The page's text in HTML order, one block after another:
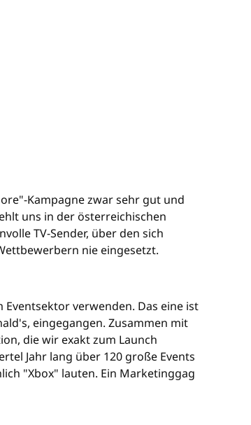
Kampagne zwar sehr gut und
uns in der österreichischen
TV-Sender, über den sich
nie eingesetzt.
verwenden. Das eine ist
eingegangen. Zusammen mit
die wir exakt zum Launch
Jahr lang über 120 große Events
"Xbox" lauten. Ein Marketinggag